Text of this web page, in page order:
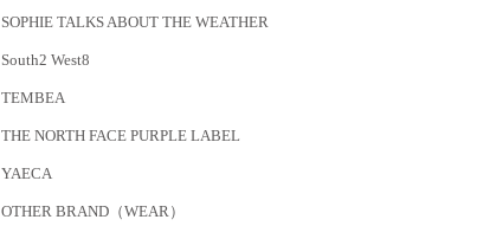
SOPHIE TALKS ABOUT THE WEATHER
South2 West8
TEMBEA
THE NORTH FACE PURPLE LABEL
YAECA
OTHER BRAND（WEAR）